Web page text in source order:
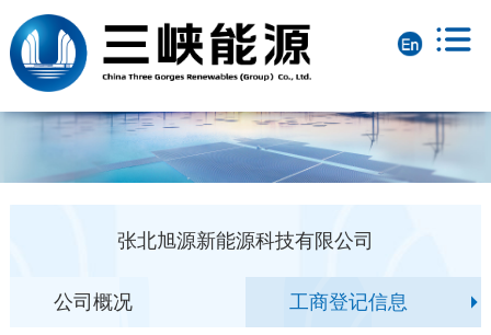
张北旭源新能源科技有限公司
公司概况 工商登记信息